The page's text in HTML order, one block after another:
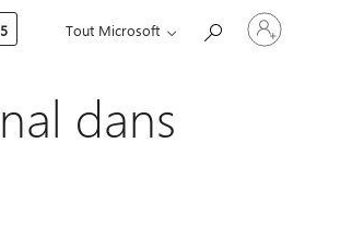
Tout Microsoft
Connectez-
vous
dans